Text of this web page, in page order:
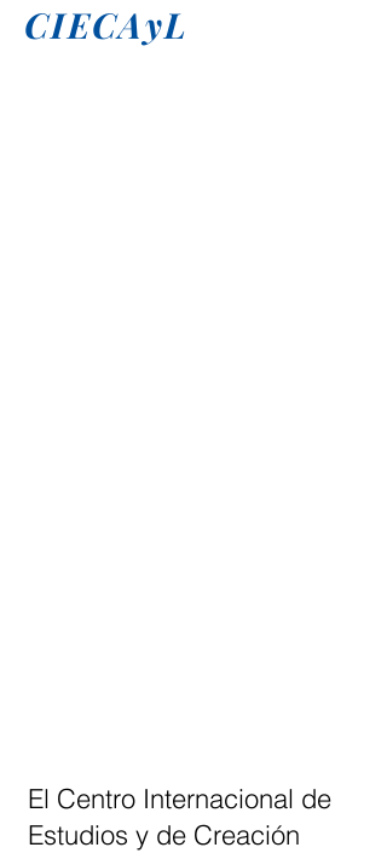
CIECAyL
El Centro Internacional de
Estudios y de Creación